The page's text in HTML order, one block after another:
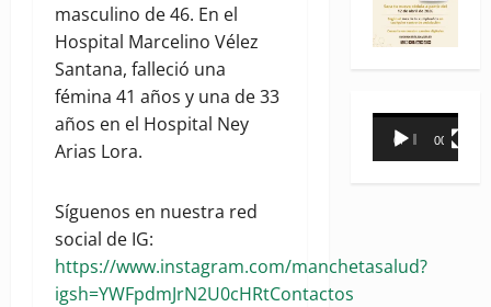
masculino de 46. En el
Hospital Marcelino Vélez
Santana, falleció una
fémina 41 años y una de 33
años en el Hospital Ney
Arias Lora.
Síguenos en nuestra red
social de IG:
https://www.instagram.com/manchetasalud?
igsh=YWFpdmJrN2U0cHRtContactos
Reproductor
00:00 00:31